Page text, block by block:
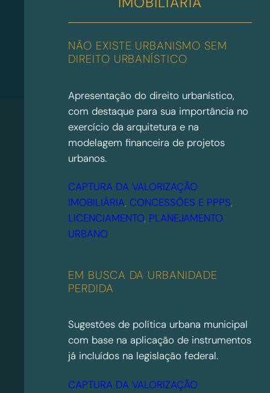
NÃO EXISTE URBANISMO SEM
DIREITO URBANÍSTICO
Apresentação do direito urbanístico,
com destaque para sua importância no
exercício da arquitetura e na
modelagem financeira de projetos
urbanos.
CAPTURA DA VALORIZAÇÃO
IMOBILIÁRIA, CONCESSÕES E PPPS
LICENCIAMENTO, PLANEJAMENTO
URBANO
EM BUSCA DA URBANIDADE
PERDIDA
Sugestões de política urbana municipal
com base na aplicação de instrumentos
já incluídos na legislação federal.
CAPTURA DA VALORIZAÇÃO